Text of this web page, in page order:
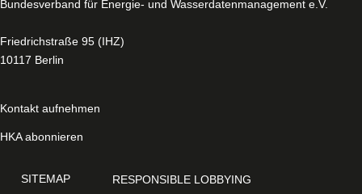
Bun­des­ver­band für Energie- und Was­ser­da­ten­ma­nage­ment e.V.
Fried­rich­stra­ße 95 (IHZ)
10117 Berlin
Kontakt aufnehmen
HKA abonnieren
SITEMAP RE­S­PON­SI­BLE LOBBYING